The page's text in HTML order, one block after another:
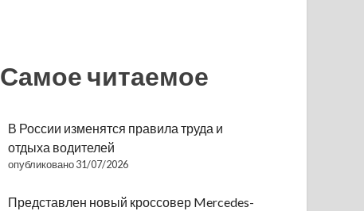
Самое читаемое
В России изменятся правила труда и
отдыха водителей
опубликовано 31/07/2026
Представлен новый кроссовер Mercedes-